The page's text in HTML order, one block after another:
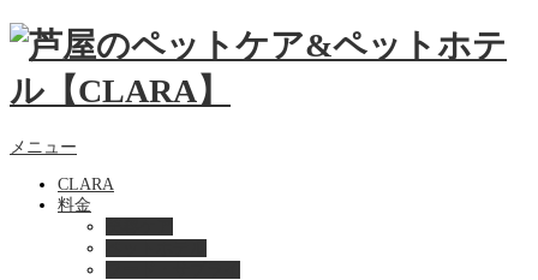
メニュー
CLARA
料金